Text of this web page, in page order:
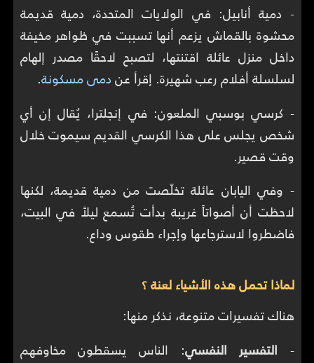
- دمية أنابيل: في الولايات المتحدة، دمية قديمة
محشوة بالقماش يزعم أنها تسببت في ظواهر مخيفة
داخل منزل عائلة اقتنتها، لتصبح لاحقًا مصدر إلهام
لسلسلة أفلام رعب شهيرة. إقرأ عندمى مسكونة.
- كرسي بوسبي الملعون: في إنجلترا، يُقال إن أي
شخص يجلس على هذا الكرسي القديم سيموت خلال
وقت قصير.
- وفي اليابان عائلة تخلّصت من دمية قديمة، لكنها
لاحظت أن أصواتاً غريبة بدأت تُسمع ليلاً في البيت،
فاضطروا لاسترجاعها وإجراء طقوس وداع.
لماذا تحمل هذه الأشياء لعنة ؟
هناك تفسيرات متنوعة، نذكر منها:
- التفسير النفسي: الناس يسقطون مخاوفهم